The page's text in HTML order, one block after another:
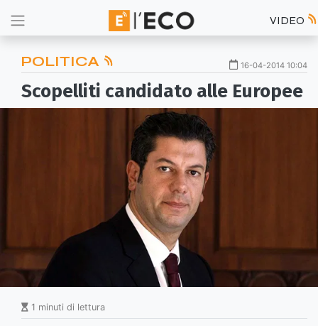
VIDEO
POLITICA 16-04-2014 10:04
Scopelliti candidato alle Europee
1 minuti di lettura